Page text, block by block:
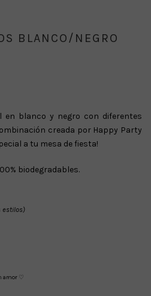
BLANCO/NEGRO
en blanco y negro con diferentes
creada por Happy Party
a tu mesa de fiesta!
biodegradables.
estilos)
amor ♡